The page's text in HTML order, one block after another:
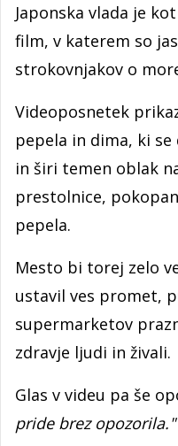
Japonska vlada je
film, v katerem so
strokovnjakov o
Videoposnetek
pepela in dima, ki
in širi temen oblak
prestolnice,
pepela.
Mesto bi torej zelo
ustavil ves promet,
supermarketov
zdravje ljudi in živali.
Glas v videu pa še
pride brez opozorila."